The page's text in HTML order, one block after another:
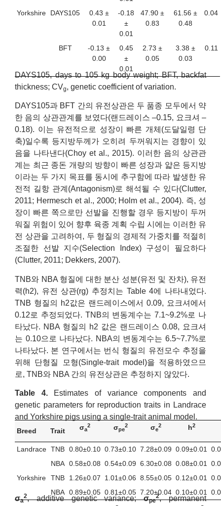
Yorkshire DAYS105
0.43 ±
0.01
-0.18
±
0.01
47.90 ±
0.83
61.56 ±
0.48
0.04
BFT
-0.13 ±
0.00
0.45
±
0.01
2.73 ±
0.05
3.38 ±
0.03
0.11
DAYS105, days to 105 kg body weight; BFT, backfat
thickness; CVg, genetic coefficient of variation.
DAYS105과 BFT 간의 유전상관은 두 품종 모두에서 약
한 음의 상관관계를 보였다(랜드레이스 –0.15, 요크셔 –
0.18). 이는 유전적으로 성장이 빠른 개체(도달일령 단
축)일수록 등지방두께가 오히려 두꺼워지는 경향이 있
음을 나타낸다(Choy et al., 2015). 이러한 음의 상관관
계는 최근 종돈 개량의 방향이 빠른 성장과 얇은 등지방
이라는 두 가지 목표를 동시에 추구함에 따라 발생한 유
전적 길항 관계(Antagonism)로 해석될 수 있다(Clutter,
2011; Hermesch et al., 2000; Holm et al., 2004). 즉, 성
장이 빠른 쪽으로만 선발을 진행할 경우 등지방이 두꺼
워질 위험이 있어 향후 육종 계획 수립 시에는 이러한 유
전 상관을 고려하여, 두 형질의 경제적 가중치를 적절히
조절한 선발 지수(Selection Index) 구성이 필요하다
(Clutter, 2011; Dekkers, 2007).
TNB와 NBA 형질에 대한 분산 성분(유전 및 잔차), 유전
력(h2), 유전 상관(rg) 추정치는 Table 4에 나타내었다.
TNB 형질의 h2값은 랜드레이스에서 0.09, 요크셔에서
0.12로 추정되었다. TNB의 변동계수는 7.1~9.2%로 나
타났다. NBA 형질의 h2 값은 랜드레이스 0.08, 요크셔
는 0.10으로 나타났다. NBA의 변동계수는 6.5~7.7%로
나타났다. 본 연구에서는 번식 형질의 유전모수 추정을
위해 단형질 모형(Single-trait model)을 적용하였으므
로, TNB와 NBA 간의 유전상관은 추정하지 않았다.
Table 4.Estimates of variance components and
genetic parameters for reproduction traits in Landrace
and Yorkshire pigs using a single-trait animal model.
Breed Trait σa
2 σpe
2 σe
2 h2
Landrace TNB 0.80±0.10 0.73±0.10 7.28±0.09 0.09±0.01
NBA 0.58±0.08 0.54±0.09 6.30±0.08 0.08±0.01
Yorkshire
TNB 1.26±0.07 1.01±0.06 8.55±0.05 0.12±0.01
NBA 0.89±0.05 0.81±0.05 7.20±0.04 0.10±0.01
σa
2, additive genetic variance;σpe
2, permanent